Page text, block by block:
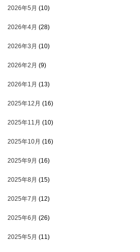
2026年5月 (10)
2026年4月 (28)
2026年3月 (10)
2026年2月 (9)
2026年1月 (13)
2025年12月 (16)
2025年11月 (10)
2025年10月 (16)
2025年9月 (16)
2025年8月 (15)
2025年7月 (12)
2025年6月 (26)
2025年5月 (11)